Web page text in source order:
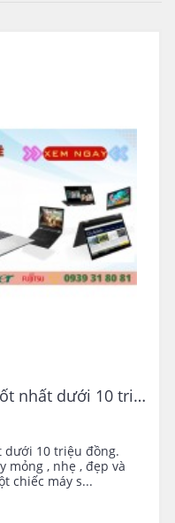
Top 10 laptop văn phòng tốt nhất dưới 10 triệu đồng.
dưới 10 triệu đồng.
mỏng , nhẹ , đẹp và
chiếc máy s...